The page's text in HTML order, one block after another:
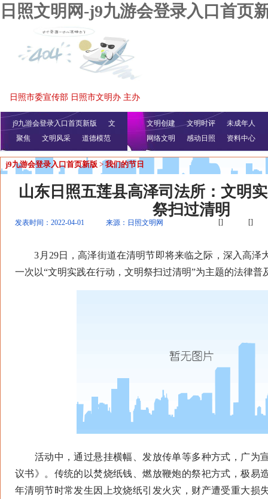
日照文明网-j9九游会登录入口首页
日照市委宣传部 日照市文明办 主办
j9九游会登录入口首页新版
文
明播报
公益视频
聚焦 文明风采 道德模范
文明创建 文明时评
未成年人
网络文明
感动日照 资料中心
j9九游会登录入口首页新版 > 我们的节日
山东日照五莲县高泽司法所：文明
祭扫过清明
发表时间：2022-04-01 来源：日照文明网 [] []
3月29日，高泽街道在清明节即将来临之际，深入高泽
一次以“文明实践在行动，文明祭扫过清明”为主题的法律普
活动中，通过悬挂横幅、发放传单等多种方式，广为
议书》。传统的以焚烧纸钱、燃放鞭炮的祭祀方式，极易
年清明节时常发生因上坟烧纸引发火灾，财产遭受重大损